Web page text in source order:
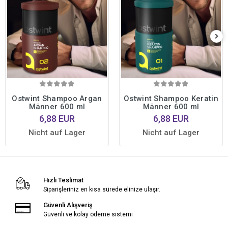
Ostwint Shampoo Argan
Männer 600 ml
6,88 EUR
Nicht auf Lager
Ostwint Shampoo Keratin
Männer 600 ml
6,88 EUR
Nicht auf Lager
Hızlı Teslimat
Siparişleriniz en kısa sürede elinize ulaşır.
Güvenli Alışveriş
Güvenli ve kolay ödeme sistemi